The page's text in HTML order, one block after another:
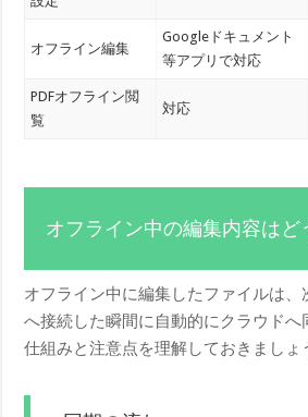
オフライン編集
Googleドキュメント
等アプリで対応
PDFオフライン閲
覧
対応
オフライン中の編集内容はど
オフライン中に編集したファイルは、
へ接続した瞬間に自動的にクラウド
仕組みと注意点を理解しておきましょ